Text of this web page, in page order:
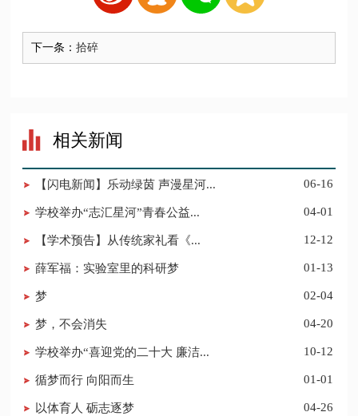
下一条：拾碎
相关新闻
【闪电新闻】乐动绿茵 声漫星河... 06-16
学校举办“志汇星河”青春公益... 04-01
​【学术预告】从传统家礼看《... 12-12
薛军福：实验室里的科研梦 01-13
梦 02-04
梦，不会消失 04-20
学校举办“喜迎党的二十大 廉洁... 10-12
循梦而行 向阳而生 01-01
以体育人 砺志逐梦 04-26